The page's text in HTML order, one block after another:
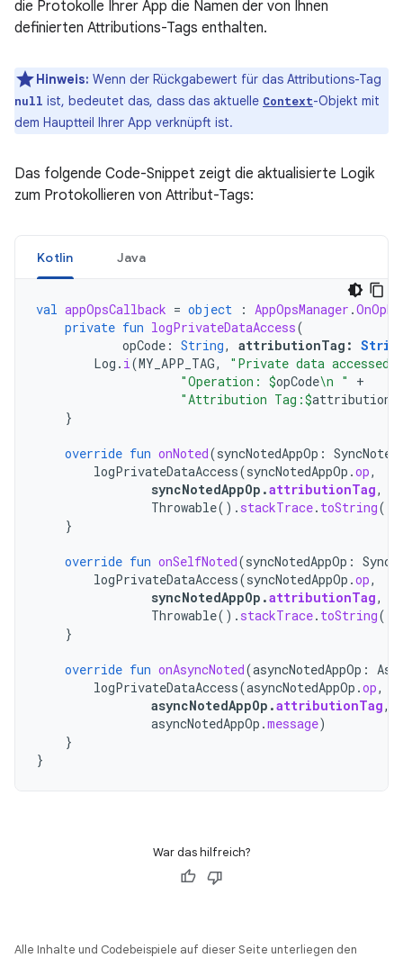
die Protokolle Ihrer App die Namen der von Ihnen
definierten Attributions-Tags enthalten.
Hinweis: Wenn der Rückgabewert für das Attributions-Tag
null ist, bedeutet das, dass das aktuelle Context-Objekt mit
dem Hauptteil Ihrer App verknüpft ist.
Das folgende Code-Snippet zeigt die aktualisierte Logik
zum Protokollieren von Attribut-Tags:
Kotlin Java
val appOpsCallback = object : AppOpsManager .
private fun logPrivateDataAccess(
opCode : String, attributionTag :
Log . i(MY_APP_TAG,
"Private data
"Operation: $opCode\n "
+
"Attribution Tag:$
}
override fun onNoted(syncNotedAppOp :
logPrivateDataAccess(syncNotedAppOp .op,
syncNotedAppOp .attributionTag,
Throwable(). stackTrace. toString())
}
override fun onSelfNoted(syncNotedAppOp :
logPrivateDataAccess(syncNotedAppOp .op,
syncNotedAppOp .attributionTag,
Throwable(). stackTrace. toString())
}
override fun onAsyncNoted(asyncNotedAppOp :
logPrivateDataAccess(asyncNotedAppOp .op,
asyncNotedAppOp .attributionTag,
asyncNotedAppOp .message)
}
}
War das hilfreich?
Alle Inhalte und Codebeispiele auf dieser Seite unterliegen den